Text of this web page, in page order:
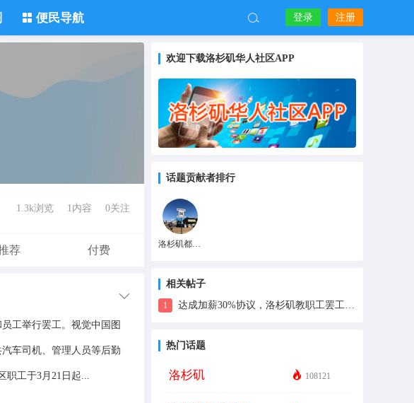
便民导航 登录 注册
欢迎下载洛杉矶华人社区APP
话题贡献者排行
洛杉矶都知道
相关帖子
1 达成加薪30%协议，洛杉矶教职工罢工行动停止
热门话题
洛杉矶 108121
1.3k浏览 1内容 0关注
荐 付费
工举行罢工。视觉中国图
车司机、管理人员等后勤
职工于3月21日起...